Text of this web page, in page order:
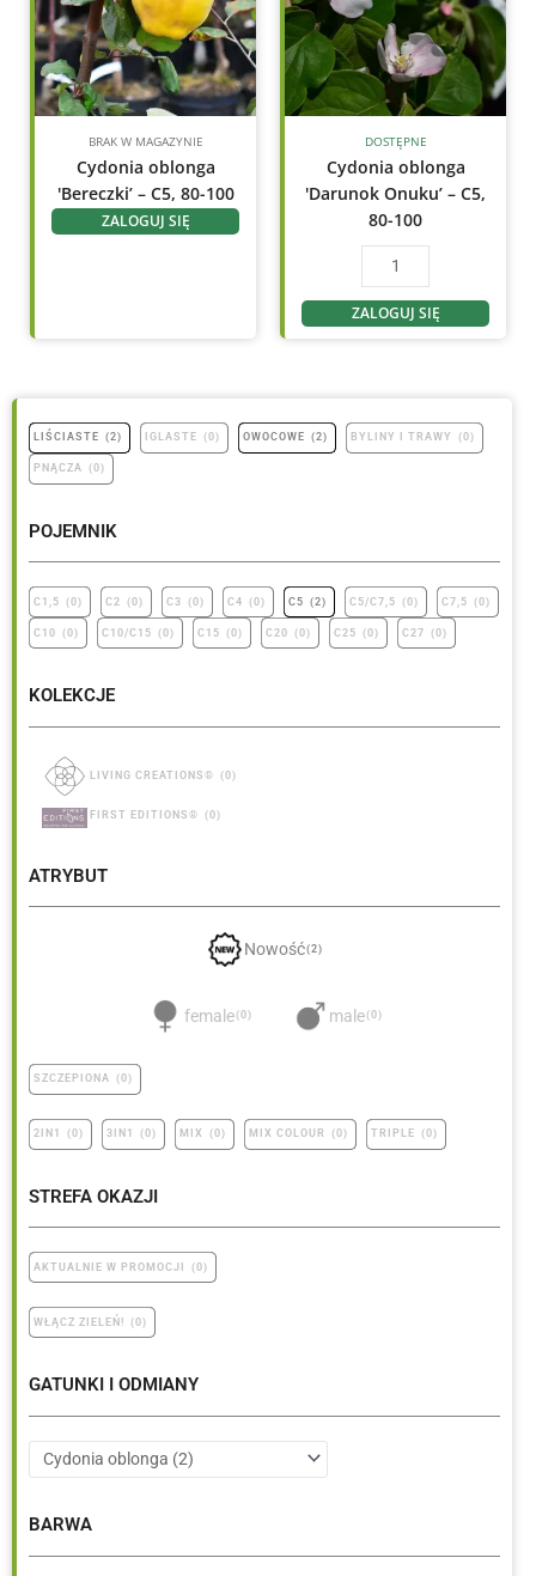
LIŚCIASTE (2) IGLASTE (0) OWOCOWE (2) BYLINY I TRAWY (0)
PNĄCZA (0)
POJEMNIK
C1,5 (0) C2 (0) C3 (0) C4 (0) C5 (2) C5/C7,5 (0) C7,5 (0)
C10 (0) C10/C15 (0) C15 (0) C20 (0) C25 (0) C27 (0)
KOLEKCJE
LIVING CREATIONS® (0)
FIRST EDITIONS® (0)
ATRYBUT
Nowość(2)
female(0) male(0)
SZCZEPIONA (0)
2IN1 (0) 3IN1 (0) MIX (0) MIX COLOUR (0) TRIPLE (0)
STREFA OKAZJI
AKTUALNIE W PROMOCJI (0)
WŁĄCZ ZIELEŃ! (0)
GATUNKI I ODMIANY
BARWA
BRAK W MAGAZYNIE
Cydonia oblonga
'Bereczki’ – C5, 80-100
ZALOGUJ SIĘ
DOSTĘPNE
Cydonia oblonga
'Darunok Onuku’ – C5,
80-100
Onuku'
-
C5,
80-
100
ZALOGUJ SIĘ